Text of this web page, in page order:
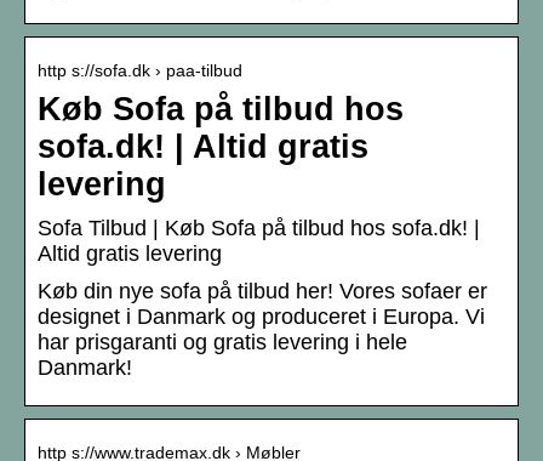
http s://sofa.dk › paa-tilbud
Køb Sofa på tilbud hos
sofa.dk! | Altid gratis
levering
Sofa Tilbud | Køb Sofa på tilbud hos sofa.dk! |
Altid gratis levering
Køb din nye sofa på tilbud her! Vores sofaer er
designet i Danmark og produceret i Europa. Vi
har prisgaranti og gratis levering i hele
Danmark!
http s://www.trademax.dk › Møbler